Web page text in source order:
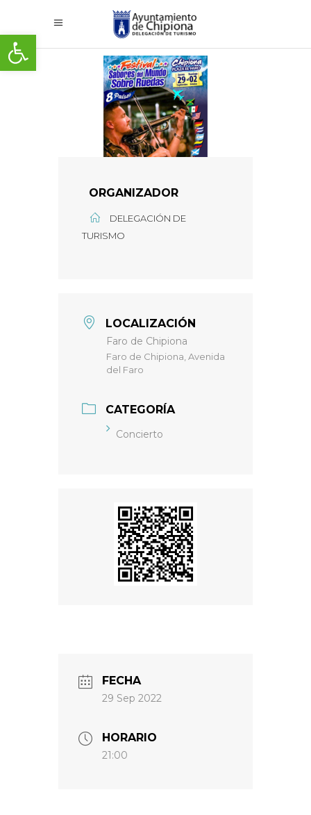
Abrir barra de herramientas
ORGANIZADOR
DELEGACIÓN DE
TURISMO
LOCALIZACIÓN
Faro de Chipiona
Faro de Chipiona, Avenida
del Faro
CATEGORÍA
Concierto
FECHA
29 Sep 2022
HORARIO
21:00